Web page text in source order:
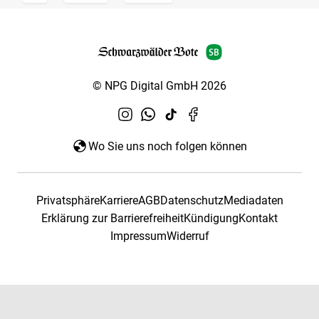
© NPG Digital GmbH 2026
Wo Sie uns noch folgen können
PrivatsphäreKarriereAGBDatenschutzMediadaten
Erklärung zur BarrierefreiheitKündigungKontakt
ImpressumWiderruf